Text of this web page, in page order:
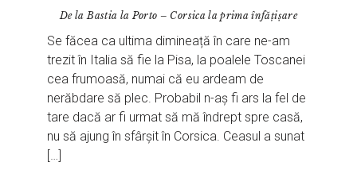
De la Bastia la Porto – Corsica la prima înfățișare
Se făcea ca ultima dimineață în care ne-am
trezit în Italia să fie la Pisa, la poalele Toscanei
cea frumoasă, numai că eu ardeam de
nerăbdare să plec. Probabil n-aș fi ars la fel de
tare dacă ar fi urmat să mă îndrept spre casă,
nu să ajung în sfârșit în Corsica. Ceasul a sunat
[…]